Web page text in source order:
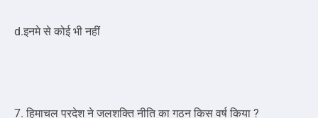
d.इनमे से कोई भी नहीं
7. हिमाचल प्रदेश ने जलशक्ति नीति का गठन किस वर्ष किया ?